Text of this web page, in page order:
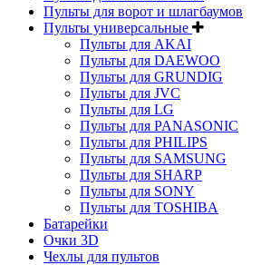
Пульты для ворот и шлагбаумов
Пульты универсальные
Пульты для AKAI
Пульты для DAEWOO
Пульты для GRUNDIG
Пульты для JVC
Пульты для LG
Пульты для PANASONIC
Пульты для PHILIPS
Пульты для SAMSUNG
Пульты для SHARP
Пульты для SONY
Пульты для TOSHIBA
Батарейки
Очки 3D
Чехлы для пультов